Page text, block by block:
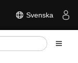
Svenska